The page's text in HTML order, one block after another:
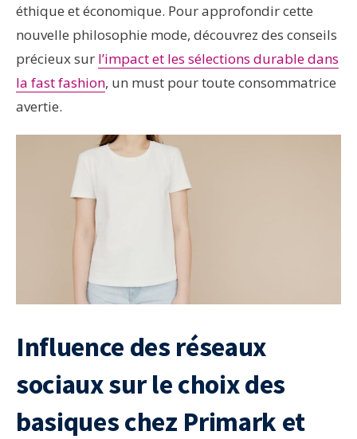
éthique et économique. Pour approfondir cette
nouvelle philosophie mode, découvrez des conseils
précieux sur l’impact et les sélections durable dans
la fast fashion, un must pour toute consommatrice
avertie.
Influence des réseaux
sociaux sur le choix des
basiques chez Primark et